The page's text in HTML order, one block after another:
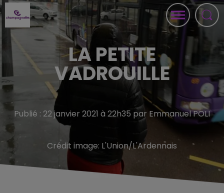
LA PETITE
VADROUILLE
Publié : 22 janvier 2021 à 22h35 par Emmanuel POLI
Crédit image: L'Union/L'Ardennais